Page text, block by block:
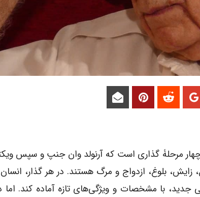
مرحلۀ گذاری است که آرنولد وان جنپ و سپس
زایش، بلوغ، ازدواج و مرگ هستند. در هر گذار،
جدید، با مشخصات و ویژگی‌های تازه آماده کند. اما